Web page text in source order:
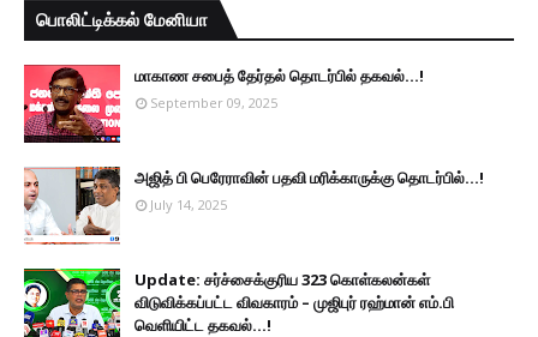
பொலிட்டிக்கல் மேனியா
மாகாண சபைத் தேர்தல் தொடர்பில் தகவல்...!
September 09, 2025
அஜித் பி பெரேராவின் பதவி மரிக்காருக்கு தொடர்பில்...!
July 14, 2025
Update: சர்ச்சைக்குரிய 323 கொள்கலன்கள்
விடுவிக்கப்பட்ட விவகாரம் – முஜிபுர் ரஹ்மான் எம்.பி
வெளியிட்ட தகவல்...!